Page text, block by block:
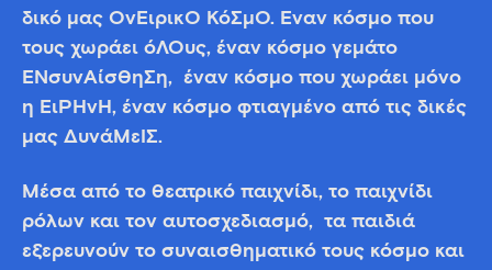
δικό μας ΟνΕιρικΟ ΚόΣμΟ. Έναν κόσμο που
τους χωράει όΛΟυς, έναν κόσμο γεμάτο
ΕΝσυνΑίσΘηΣη, έναν κόσμο που χωράει μόνο
η ΕιΡΗνΗ, έναν κόσμο φτιαγμένο από τις δικές
μας ΔυνάΜεΙΣ.
Μέσα από το θεατρικό παιχνίδι, το παιχνίδι
ρόλων και τον αυτοσχεδιασμό, τα παιδιά
εξερευνούν το συναισθηματικό τους κόσμο και